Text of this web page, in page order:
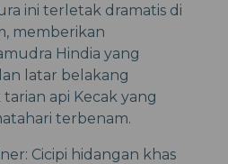
ini terletak dramatis di
memberikan
Hindia yang
latar belakang
api Kecak yang
terbenam.
Cicipi hidangan khas